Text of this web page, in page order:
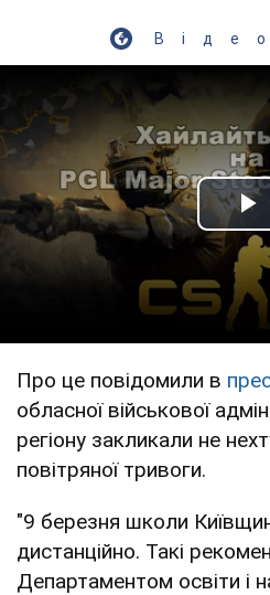
Про це повідомили в
обласної військової
регіону закликали не
повітряної тривоги.
"9 березня школи
дистанційно. Такі
Департаментом освіти і